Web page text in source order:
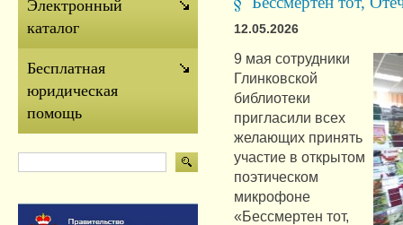
12.05.2026
9 мая сотрудники
Глинковской
библиотеки
пригласили всех
желающих принять
участие в открытом
поэтическом
микрофоне
«Бессмертен тот,
Электронный
каталог
Бесплатная
юридическая
помощь